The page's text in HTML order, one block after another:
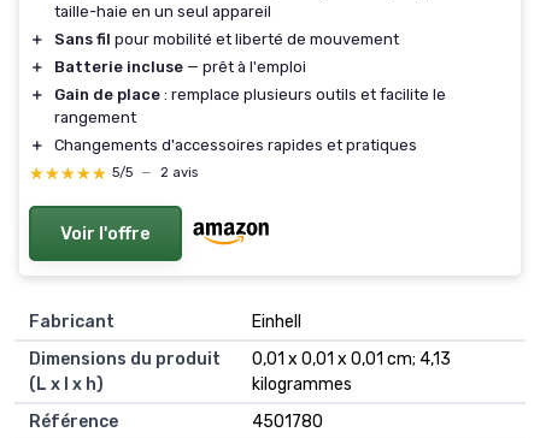
taille-haie en un seul appareil
＋
Sans fil pour mobilité et liberté de mouvement
＋
Batterie incluse — prêt à l'emploi
＋
Gain de place : remplace plusieurs outils et facilite le
rangement
＋
Changements d'accessoires rapides et pratiques
★★★★★
★★★★★ 5/5 — 2 avis
Voir l'offre
Fabricant
‎Einhell
Dimensions du produit
(L x l x h)
‎0,01 x 0,01 x 0,01 cm; 4,13
kilogrammes
Référence
‎4501780